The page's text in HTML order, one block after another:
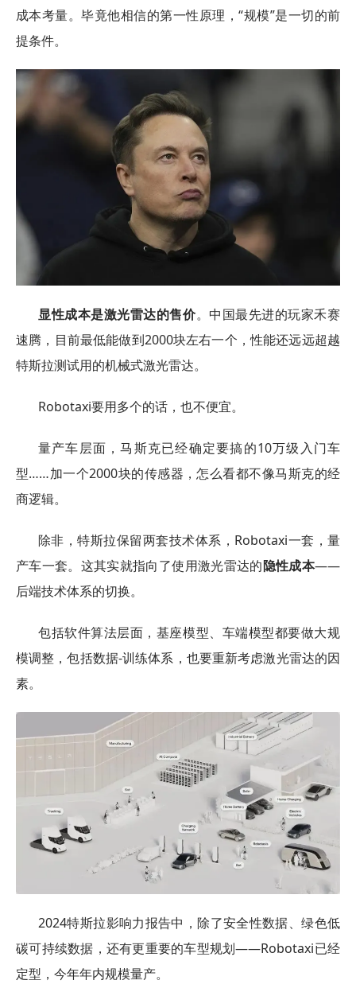
成本考量。毕竟他相信的第一性原理，“规模”是一切的前
提条件。
显性成本是激光雷达的售价。中国最先进的玩家禾赛
速腾，目前最低能做到2000块左右一个，性能还远远超越
特斯拉测试用的机械式激光雷达。
Robotaxi要用多个的话，也不便宜。
量产车层面，马斯克已经确定要搞的10万级入门车
型……加一个2000块的传感器，怎么看都不像马斯克的经
商逻辑。
除非，特斯拉保留两套技术体系，Robotaxi一套，量
产车一套。这其实就指向了使用激光雷达的隐性成本——
后端技术体系的切换。
包括软件算法层面，基座模型、车端模型都要做大规
模调整，包括数据-训练体系，也要重新考虑激光雷达的因
素。
2024特斯拉影响力报告中，除了安全性数据、绿色低
碳可持续数据，还有更重要的车型规划——Robotaxi已经
定型，今年年内规模量产。